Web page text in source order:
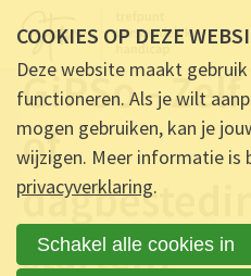
GiPSo -
of
starten?
COOKIES OP DEZE
Deze website maakt
functioneren. Als je wilt
mogen gebruiken, kan je
wijzigen. Meer informatie is
privacyverklaring.
Schakel alle cookies in